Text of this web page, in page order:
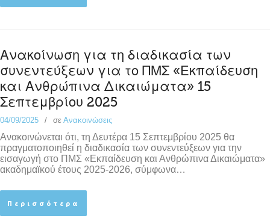
Ανακοίνωση για τη διαδικασία των
συνεντεύξεων για το ΠΜΣ «Εκπαίδευση
και Ανθρώπινα Δικαιώματα» 15
Σεπτεμβρίου 2025
04/09/2025 σε Ανακοινώσεις
Ανακοινώνεται ότι, τη Δευτέρα 15 Σεπτεμβρίου 2025 θα
πραγματοποιηθεί η διαδικασία των συνεντεύξεων για την
εισαγωγή στο ΠΜΣ «Εκπαίδευση και Ανθρώπινα Δικαιώματα»
ακαδημαϊκού έτους 2025-2026, σύμφωνα…
Περισσότερα